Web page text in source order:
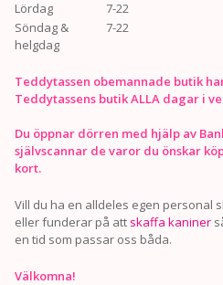
Lördag
7-22
Söndag &
helgdag
7-22
Teddytassen obemannade butik
Teddytassens butik ALLA dagar i
Du öppnar dörren med hjälp av
självscannar de varor du önskar
kort.
Vill du ha en alldeles egen personal
eller funderar på att skaffa kaniner
en tid som passar oss båda.
Välkomna!